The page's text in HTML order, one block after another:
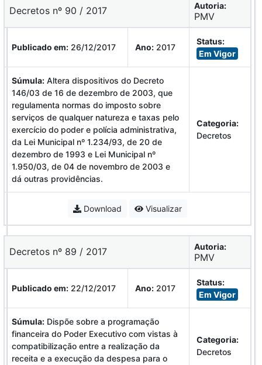
Decretos nº 90 / 2017 Autoria:
PMV
Publicado em: 26/12/2017 Ano: 2017
Status:
Em Vigor
Súmula: Altera dispositivos do Decreto
146/03 de 16 de dezembro de 2003, que
regulamenta normas do imposto sobre
serviços de qualquer natureza e taxas pelo
exercício do poder e polícia administrativa,
da Lei Municipal nº 1.234/93, de 20 de
dezembro de 1993 e Lei Municipal nº
1.950/03, de 04 de novembro de 2003 e
dá outras providências.
Categoria:
Decretos
Download Visualizar
Decretos nº 89 / 2017 Autoria:
PMV
Publicado em: 22/12/2017 Ano: 2017
Status:
Em Vigor
Súmula: Dispõe sobre a programação
financeira do Poder Executivo com vistas à
compatibilização entre a realização da
receita e a execução da despesa para o
Categoria:
Decretos